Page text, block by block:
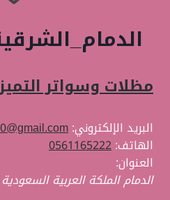
من
التميز
وسواتر
مظلات وسواتر التميز
البريد الإلكتروني:
الهاتف:0561165222
العنوان:
الدمام الملكة العربية السعودية